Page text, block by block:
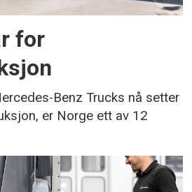
for
Benz Trucks nå setter
er Norge ett av 12